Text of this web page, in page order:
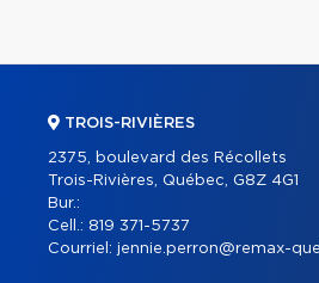
TROIS-RIVIÈRES
2375, boulevard des Récollets
Trois-Rivières, Québec, G8Z 4G1
Bur.:
Cell.: 819 371-5737
Courriel: jennie.perron@remax-